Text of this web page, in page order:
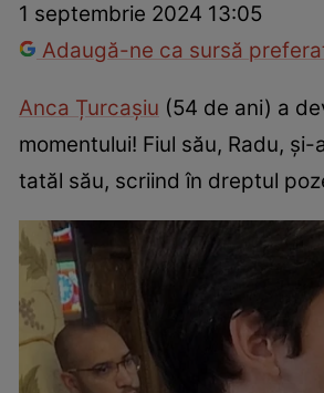
1 septembrie 2024 13:05
Adaugă-ne ca sursă
Anca Țurcașiu (54 de ani) a
momentului! Fiul său, Radu,
tatăl său, scriind în dreptul